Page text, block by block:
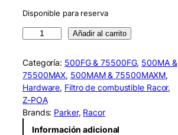
Disponible para reserva
c
o
r
R
K
1
Añadir al carrito
Categoría: 500FG & 75500FG, 500MA &
75500MAX, 500MAM & 75500MAXM
Hardware, Filtro de combustible Racor
Z-POA
Brands: Parker, Racor
Información adicional